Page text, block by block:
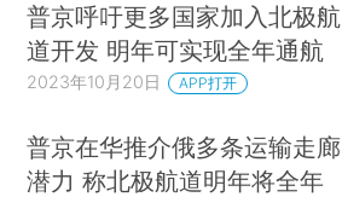
普京呼吁更多国家加入北极航
道开发 明年可实现全年通航
2023年10月20日 APP打开
普京在华推介俄多条运输走廊
潜力 称北极航道明年将全年